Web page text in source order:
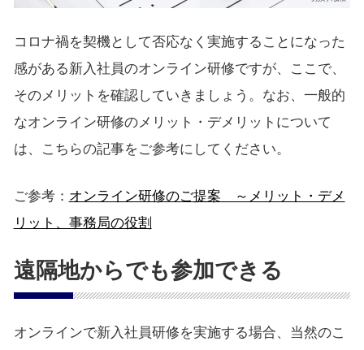
コロナ禍を契機として否応なく実施することになった
感がある新入社員のオンライン研修ですが、ここで、
そのメリットを確認していきましょう。なお、一般的
なオンライン研修のメリット・デメリットについて
は、こちらの記事をご参考にしてください。
ご参考： オンライン研修のご提案 ～メリット・デメ
リット、事務局の役割
遠隔地からでも参加できる
オンラインで新入社員研修を実施する場合、当然のこ